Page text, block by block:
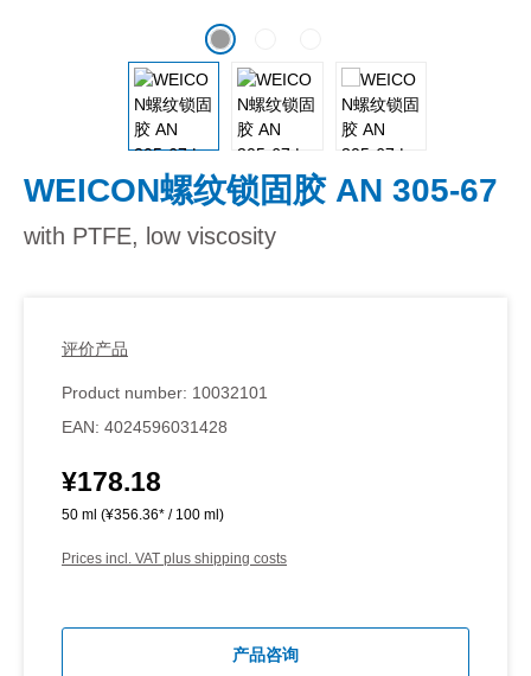
WEICON螺纹锁固胶 AN 305-67
with PTFE, low viscosity
评价产品
Product number: 10032101
EAN: 4024596031428
Regular price:
¥178.18
50 ml (¥356.36* / 100 ml)
Prices incl. VAT plus shipping costs
产品咨询